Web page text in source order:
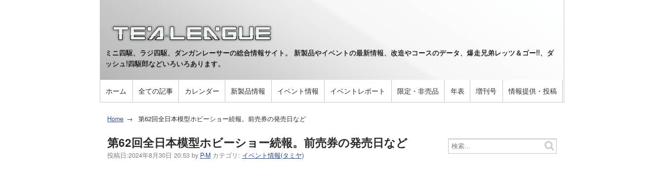
ミニ四駆、ラジ四駆、ダンガンレーサーの総合情報サイト。 新製品やイベントの最新情報、改造やコースのデータ、爆走兄弟レッツ＆ゴー!!、ダ
ッシュ!四駆郎などいろいろあります。
ホーム 全ての記事 カレンダー 新製品情報 イベント情報 イベントレポート 限定・非売品 年表 増刊号 情報提供・投稿
Home 第62回全日本模型ホビーショー続報。前売券の発売日など
第62回全日本模型ホビーショー続報。前売券の発売日など
投稿日:2024年8月30日 20:53 by P-M カテゴリ: イベント情報(タミヤ)